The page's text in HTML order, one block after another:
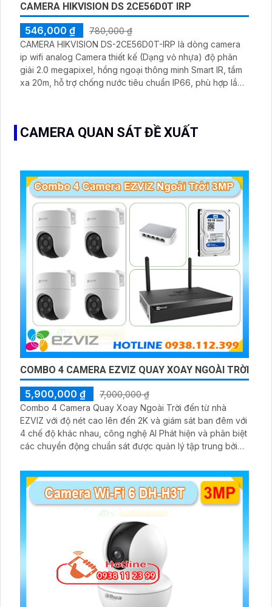
CAMERA HIKVISION DS 2CE56D0T IRP
546,000 ₫
780,000 ₫
CAMERA HIKVISION DS-2CE56D0T-IRP là dòng camera
ip wifi analog Camera thiết kế (Dạng vỏ nhựa) độ phân
giải 2.0 megapixel, hồng ngoại thông minh Smart IR, tầm
xa 20m, hỗ trợ chống nước tiêu chuẩn IP66, phù hợp lắp
CAMERA QUAN SÁT ĐỀ XUẤT
COMBO 4 CAMERA EZVIZ QUAY XOAY NGOÀI TRỜI
5,900,000 ₫
7,000,000 ₫
Combo 4 Camera Quay Xoay Ngoài Trời đến từ nhà
EZVIZ với độ nét cao lên đến 2K và giám sát ban đêm với
4 chế độ khác nhau, công nghệ AI Phát hiện và phân biệt
các chuyển động chuẩn sát được quản lý tập trung bởi